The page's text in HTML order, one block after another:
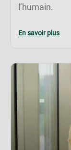
l’humain.
En savoir plus